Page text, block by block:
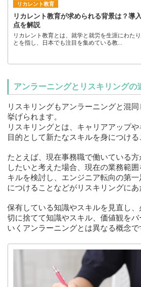
リカレント教育
リカレント教育が求められる背景は？導
点を解説
リカレント教育とは、就学と就労を生涯にわた
とを指し、日本でも注目を集めている教...
アンラーニングとリスキリングの
リスキリングもアンラーニングと混
挙げられます。
リスキリングとは、キャリアアップ
目的として新たなスキルを身につける
たとえば、現在事務職で働いている
したいと考えた場合、現在の業務範
キルを検討し、エンジニア転向の第
につけることなどがリスキリングにあ
保有している知識やスキルを見直し
切に捨てて知識やスキル、価値観を
いくアンラーニングとは異なる概念で